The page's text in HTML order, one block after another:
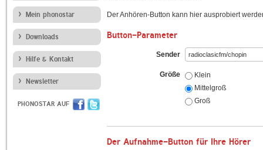
Mein phonostar
Downloads
Hilfe & Kontakt
Newsletter
PHONOSTAR AUF
Der Anhören-Button kann hier ausprobiert
Button-Parameter
Sender
Größe
Klein
Mittelgroß
Groß
Der Aufnahme-Button für Ihre Hörer